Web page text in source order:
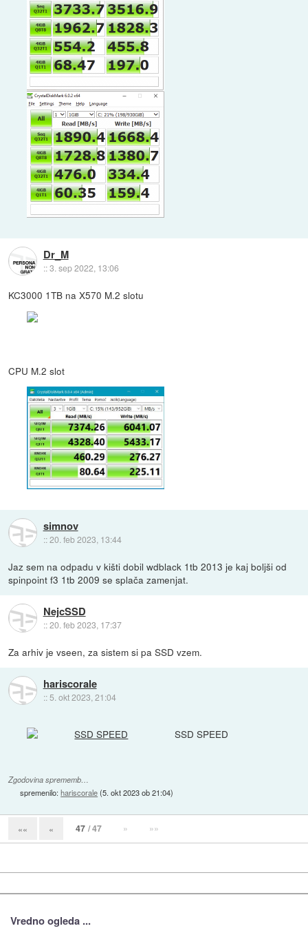
Dr_M
::3. sep 2022, 13:06
KC3000 1TB na X570 M.2 slotu
CPU M.2 slot
simnov
::20. feb 2023, 13:44
Jaz sem na odpadu v kišti dobil wdblack 1tb 2013 je kaj boljši od
spinpoint f3 1tb 2009 se splača zamenjat.
NejcSSD
::20. feb 2023, 17:37
Za arhiv je vseen, za sistem si pa SSD vzem.
hariscorale
:: 5. okt 2023, 21:04
SSD SPEED
Zgodovina sprememb…
spremenilo:hariscorale(5. okt 2023 ob 21:04)
«« « 47 / 47 » »»
Vredno ogleda ...